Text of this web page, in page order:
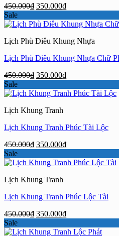
450.000₫ Giá
là:
350.000₫Giá
tại
350.000₫.
Sale
Lịch Phù Điêu Khung Nhựa
Lịch Phù Điêu Khung Nhựa Chữ
450.000₫ Giá
là:
350.000₫Giá
tại
Sale
Lịch Khung Tranh
Lịch Khung Tranh Phúc Tài Lộc
450.000₫ Giá
là:
350.000₫Giá
tại
Sale
Lịch Khung Tranh
Lịch Khung Tranh Phúc Lộc Tài
450.000₫ Giá
là:
350.000₫Giá
tại
Sale